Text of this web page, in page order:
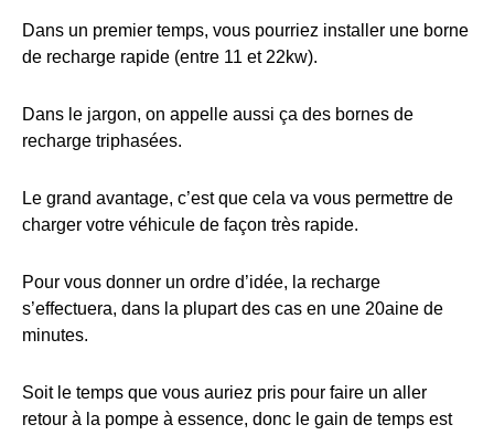
Dans un premier temps, vous pourriez installer une borne
de recharge rapide (entre 11 et 22kw).
Dans le jargon, on appelle aussi ça des bornes de
recharge triphasées.
Le grand avantage, c’est que cela va vous permettre de
charger votre véhicule de façon très rapide.
Pour vous donner un ordre d’idée, la recharge
s’effectuera, dans la plupart des cas en une 20aine de
minutes.
Soit le temps que vous auriez pris pour faire un aller
retour à la pompe à essence, donc le gain de temps est